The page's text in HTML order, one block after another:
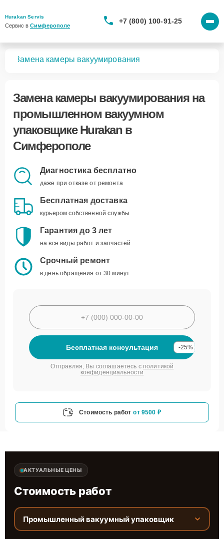
Hurakan Servis
Сервис в Симферополе
+7 (800) 100-91-25
Замена камеры вакуумирования
Замена камеры вакуумированияна
промышленном вакуумном
упаковщике Hurakan в
Симферополе
Диагностика бесплатно
даже при отказе от ремонта
Бесплатная доставка
курьером собственной службы
Гарантия до 3 лет
на все виды работ и запчастей
Срочный ремонт
в день обращения от 30 минут
Бесплатная консультация -25%
Отправляя, Вы соглашаетесь с политикой
конфиденциальности
Стоимость работ от 9500 ₽
АКТУАЛЬНЫЕ ЦЕНЫ
Стоимость работ
Промышленный вакуумный упаковщик